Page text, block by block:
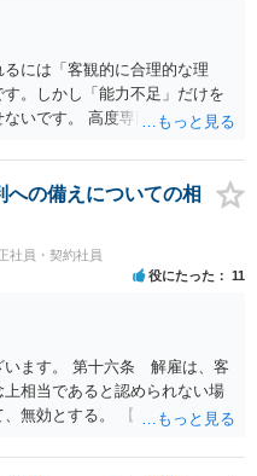
にはなりません。 控訴審で着
1回限りの関係ではなく顧問の
りません。 事件終了後、顧問
、弁護士は、儲かるためでは
こそ会社の現在及び今後の戦
いると推測されます。 ＞②原告
、復職を希望しております。
ると、裁判を引き延ばしてい
その年俸に執着があるというこ
ばなおさら、時間がかかった
うことはあまりありません。
るということであれば、バッ
まず見当たりません。 つまり
戦の問題ではなく、上記、顧
＞反論の書面も、矛盾だらけの
、もうダメです。担当役員の
したストーリー性もありませ
ては、事実経験者が述べたこと
には「客観的に合理的な理
。しかし「能力不足」だけを
いです。 高度専門職であって
録 を揃えないと、裁判所は
です。 そのため、「能力不
証責任を果たせず、まず裁判に
）のです。 ご質問者様のイメ
からこそ」、客観性・合理性
解雇が認められるハードルは
能力不足で解雇するときは、
回にわたる注意・指導・教
の検討 などをしっかり記録し
性が極めて高いです。
の備えについての相
社員・契約社員
役にたった 11
います。 第十六条 解雇は、客
相当であると認められない場
無効とする。 【ご質問１に対
い方をしたのかによっては、